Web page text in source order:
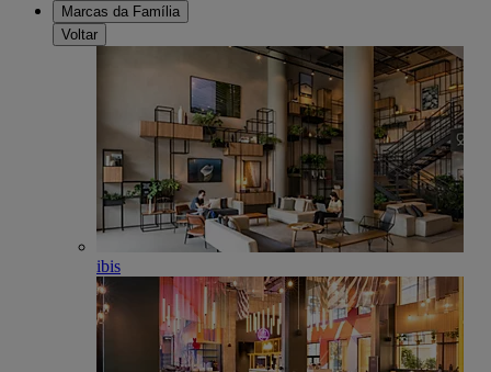
Marcas da Família
Voltar
ibis